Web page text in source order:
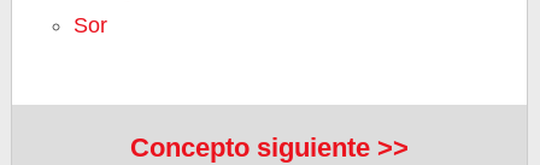
Sor
Concepto siguiente >>